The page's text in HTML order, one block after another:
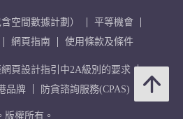
空間數據計劃）
平等機會
網頁指南 使用條款及條件
頁設計指引中2A級別的要求
品牌 防貪諮詢服務(CPAS)
權所有。